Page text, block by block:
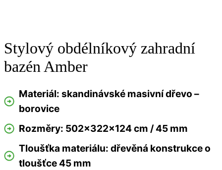
Stylový obdélníkový zahradní
bazén Amber
Materiál: skandinávské masivní dřevo –
borovice
Rozměry: 502x322x124 cm / 45 mm
Tloušťka materiálu: dřevěná konstrukce o
tloušťce 45 mm